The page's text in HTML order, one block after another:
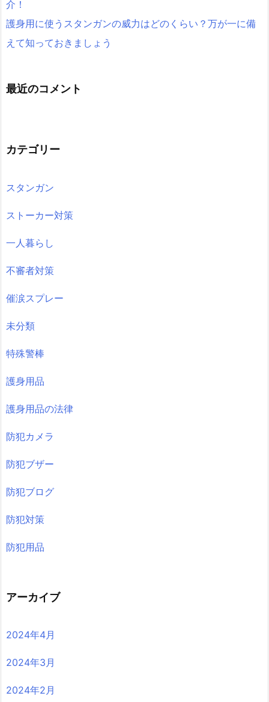
介！
護身用に使うスタンガンの威力はどのくらい？万が一に備
えて知っておきましょう
最近のコメント
カテゴリー
スタンガン
ストーカー対策
一人暮らし
不審者対策
催涙スプレー
未分類
特殊警棒
護身用品
護身用品の法律
防犯カメラ
防犯ブザー
防犯ブログ
防犯対策
防犯用品
アーカイブ
2024年4月
2024年3月
2024年2月